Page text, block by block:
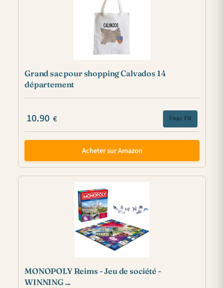
Grand sac pour shopping Calvados 14
département
10.90 € Fnac FR
Acheter sur Amazon
MONOPOLY Reims - Jeu de société -
WINNING ...